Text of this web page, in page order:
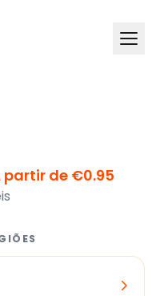
partir de €0.95